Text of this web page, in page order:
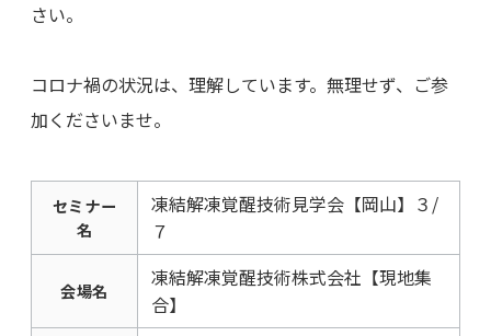
さい。
コロナ禍の状況は、理解しています。無理せず、ご参
加くださいませ。
セミナー
名
凍結解凍覚醒技術見学会【岡山】３/
７
会場名
凍結解凍覚醒技術株式会社【現地集
合】